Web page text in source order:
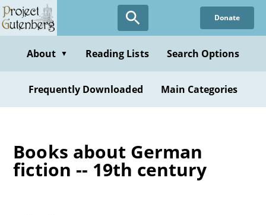
Skip
to
content
Donate
About ▼ Reading Lists Search Options
Frequently Downloaded Main Categories
Books about German
fiction -- 19th century